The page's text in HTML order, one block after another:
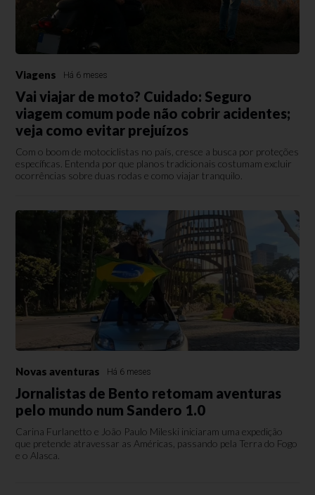
Viagens Há 6 meses
Vai viajar de moto? Cuidado: Seguro
viagem comum pode não cobrir acidentes;
veja como evitar prejuízos
Com o boom de motociclistas no país, cresce a busca por proteções
específicas. Entenda por que planos tradicionais costumam excluir
ocorrências sobre duas rodas e como viajar tranquilo.
Novas aventuras Há 6 meses
Jornalistas de Bento retomam aventuras
pelo mundo num Sandero 1.0
Carina Furlanetto e João Paulo Mileski iniciaram uma expedição
que pretende atravessar as Américas, passando pela Terra do Fogo
e o Alasca.